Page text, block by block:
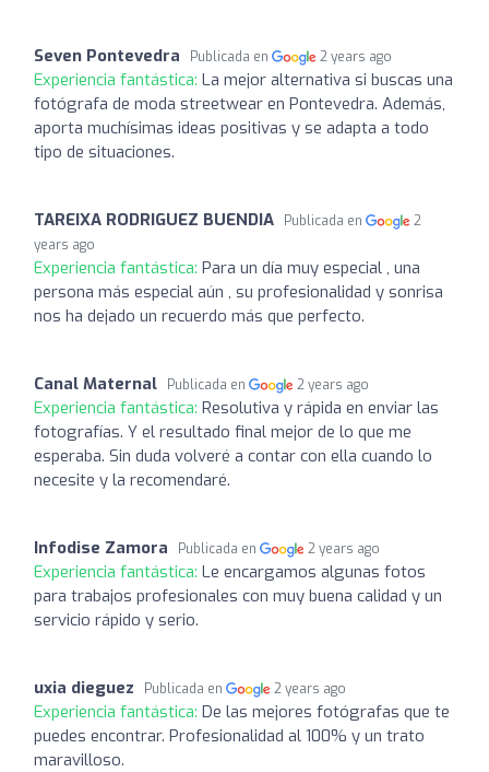
Seven Pontevedra Publicada en 2 years ago
Experiencia fantástica: La mejor alternativa si buscas una
fotógrafa de moda streetwear en Pontevedra. Además,
aporta muchísimas ideas positivas y se adapta a todo
tipo de situaciones.
TAREIXA RODRIGUEZ BUENDIA Publicada en
2
years ago
Experiencia fantástica: Para un día muy especial , una
persona más especial aún , su profesionalidad y sonrisa
nos ha dejado un recuerdo más que perfecto.
Canal Maternal Publicada en 2 years ago
Experiencia fantástica: Resolutiva y rápida en enviar las
fotografías. Y el resultado final mejor de lo que me
esperaba. Sin duda volveré a contar con ella cuando lo
necesite y la recomendaré.
Infodise Zamora Publicada en 2 years ago
Experiencia fantástica: Le encargamos algunas fotos
para trabajos profesionales con muy buena calidad y un
servicio rápido y serio.
uxia dieguez Publicada en 2 years ago
Experiencia fantástica: De las mejores fotógrafas que te
puedes encontrar. Profesionalidad al 100% y un trato
maravilloso.